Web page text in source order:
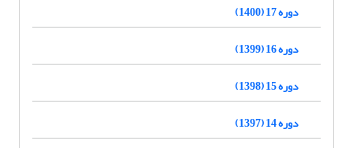
دوره 17 (1400)
دوره 16 (1399)
دوره 15 (1398)
دوره 14 (1397)